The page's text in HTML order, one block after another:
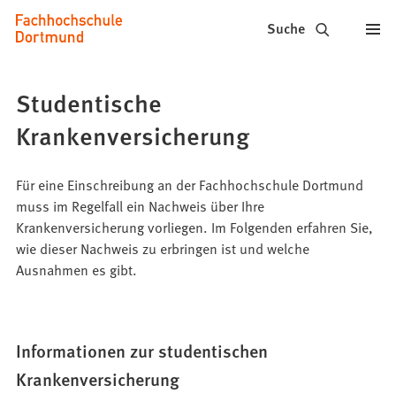
Inhalt anspringen
Fachhochschule
Dortmund
Studium,
Studiengänge,
Bewerbung
Suche
Studentische
Krankenversicherung
Für eine Einschreibung an der Fachhochschule Dortmund
muss im Regelfall ein Nachweis über Ihre
Krankenversicherung vorliegen. Im Folgenden erfahren Sie,
wie dieser Nachweis zu erbringen ist und welche
Ausnahmen es gibt.
Informationen zur studentischen
Krankenversicherung